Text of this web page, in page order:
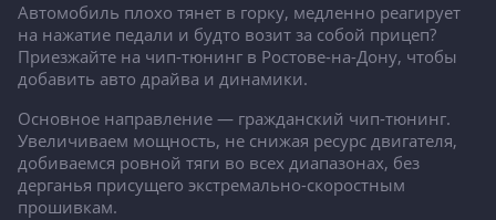
Автомобиль плохо тянет в горку, медленно реагирует
на нажатие педали и будто возит за собой прицеп?
Приезжайте на чип-тюнинг в Ростове-на-Дону, чтобы
добавить авто драйва и динамики.
Основное направление — гражданский чип-тюнинг.
Увеличиваем мощность, не снижая ресурс двигателя,
добиваемся ровной тяги во всех диапазонах, без
дерганья присущего экстремально-скоростным
прошивкам.